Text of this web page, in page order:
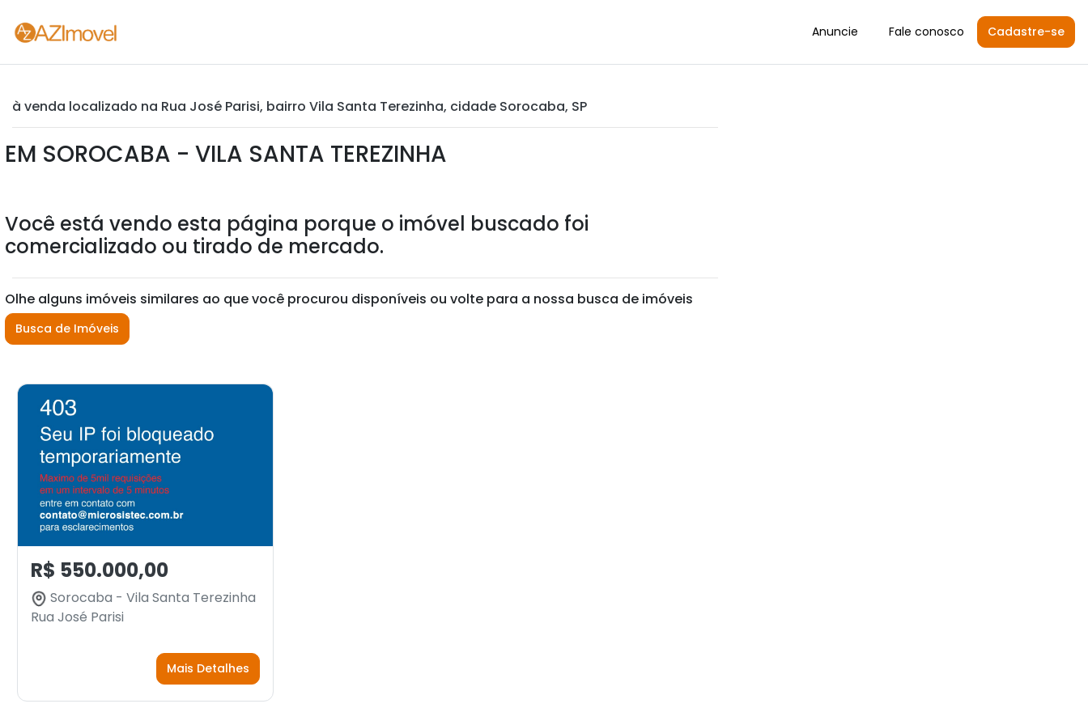
Anuncie Fale conosco Cadastre-se
à venda localizado na Rua José Parisi, bairro Vila Santa Terezinha, cidade Sorocaba, SP
EM SOROCABA - VILA SANTA TEREZINHA
Você está vendo esta página porque o imóvel buscado foi
comercializado ou tirado de mercado.
Olhe alguns imóveis similares ao que você procurou disponíveis ou volte para a nossa busca de imóveis
Busca de Imóveis
R$ 550.000,00
Sorocaba - Vila Santa Terezinha
Rua José Parisi
Mais Detalhes